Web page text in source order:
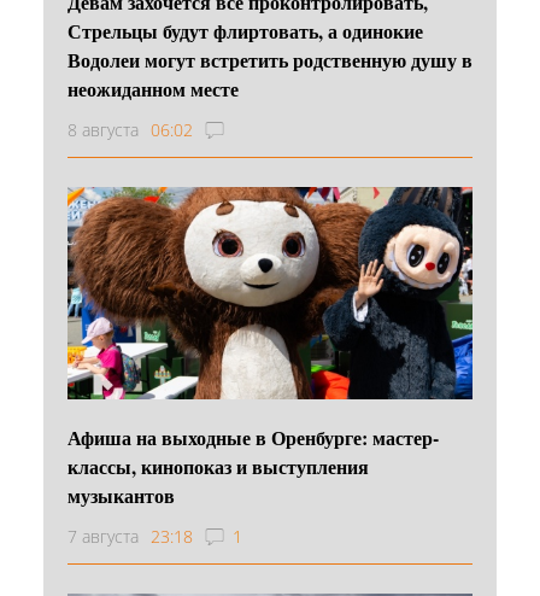
Стрельцы будут флиртовать, а одинокие
Водолеи могут встретить родственную душу в
неожиданном месте
8 августа 06:02
Афиша на выходные в Оренбурге: мастер-
классы, кинопоказ и выступления
музыкантов
7 августа 23:18 1